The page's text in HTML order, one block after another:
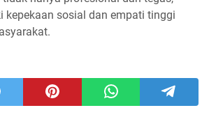
kepekaan sosial dan empati tinggi